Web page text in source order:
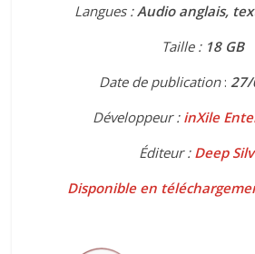
Langues : Audio anglais,
Taille : 18 GB
Date de publication: 27/
Développeur : inXile
Éditeur : Deep
Disponible en